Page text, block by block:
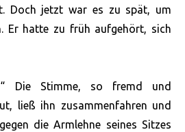
Doch jetzt war es zu spät, um
Er hatte zu früh aufgehört, sich
Die Stimme, so fremd und
ließ ihn zusammenfahren und
die Armlehne seines Sitzes